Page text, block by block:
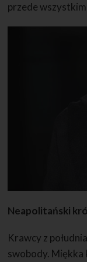
przede
Neapolitański
Krawcy z
swobody.